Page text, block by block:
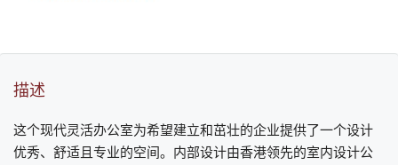
描述
这个现代灵活办公室为希望建立和茁壮的企业提供了一个设计
优秀、舒适且专业的空间。内部设计由香港领先的室内设计公